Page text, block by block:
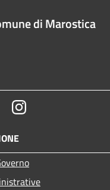
di Marostica
YoutubeInstagram